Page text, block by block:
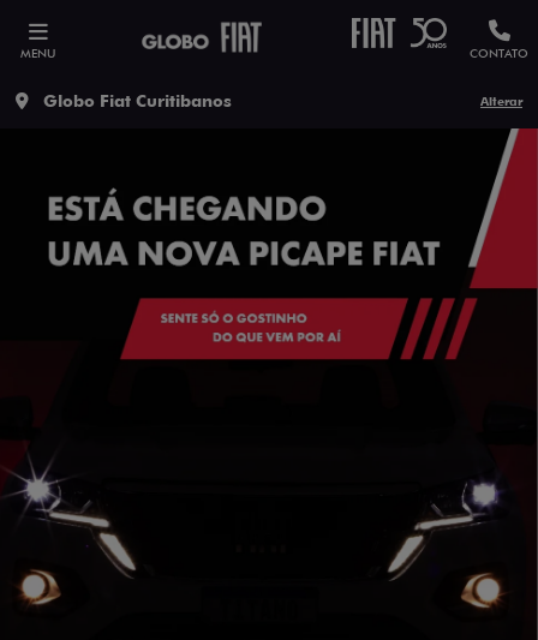
MENU CONTATO
Globo Fiat Curitibanos Alterar